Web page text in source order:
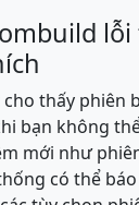
thấy phiên
bạn không
mới như
có thể